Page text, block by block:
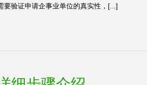
验证申请企事业单位的真实性，[...]